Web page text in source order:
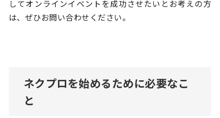
してオンラインイベントを成功させたいとお考えの方
は、ぜひお問い合わせください。
ネクプロを始めるために必要なこ
と